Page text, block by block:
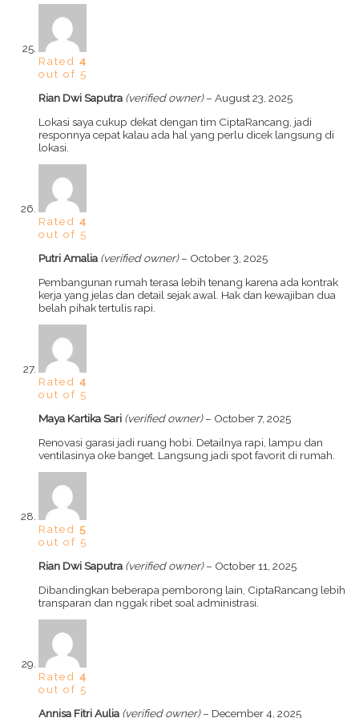
Rated 4
out of 5
Rian Dwi Saputra (verified owner) – August 23, 2025
Lokasi saya cukup dekat dengan tim CiptaRancang, jadi
responnya cepat kalau ada hal yang perlu dicek langsung di
lokasi.
Rated 4
out of 5
Putri Amalia (verified owner) – October 3, 2025
Pembangunan rumah terasa lebih tenang karena ada kontrak
kerja yang jelas dan detail sejak awal. Hak dan kewajiban dua
belah pihak tertulis rapi.
Rated 4
out of 5
Maya Kartika Sari (verified owner) – October 7, 2025
Renovasi garasi jadi ruang hobi. Detailnya rapi, lampu dan
ventilasinya oke banget. Langsung jadi spot favorit di rumah.
Rated 5
out of 5
Rian Dwi Saputra (verified owner) – October 11, 2025
Dibandingkan beberapa pemborong lain, CiptaRancang lebih
transparan dan nggak ribet soal administrasi.
Rated 4
out of 5
Annisa Fitri Aulia (verified owner) – December 4, 2025